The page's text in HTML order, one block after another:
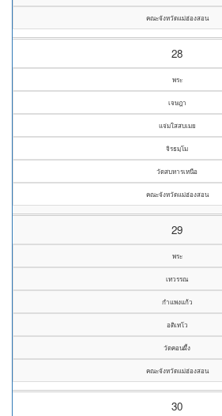
คณะจังหวัดแม่ฮ่องสอน
28
พระ
เจษฎา
แจ่มใสสบเมย
จิรธมฺโม
วัดสบหารเหนือ
คณะจังหวัดแม่ฮ่องสอน
29
พระ
เทวรรณ
กำแพงแก้ว
อติเทโว
วัดคอนผึ้ง
คณะจังหวัดแม่ฮ่องสอน
30